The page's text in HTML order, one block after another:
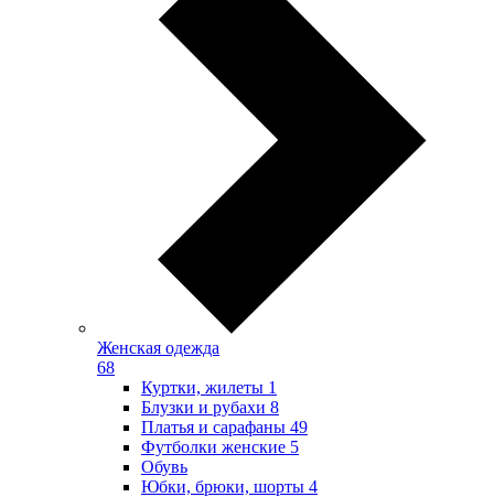
Женская одежда
68
Куртки, жилеты 1
Блузки и рубахи 8
Платья и сарафаны 49
Футболки женские 5
Обувь
Юбки, брюки, шорты 4